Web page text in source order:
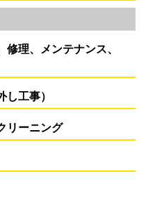
理、メンテナンス、
工事）
リーニング